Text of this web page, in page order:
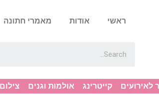
ראשי אודות מאמרי חתונה
לאירועים קייטרינג אולמות וגנים